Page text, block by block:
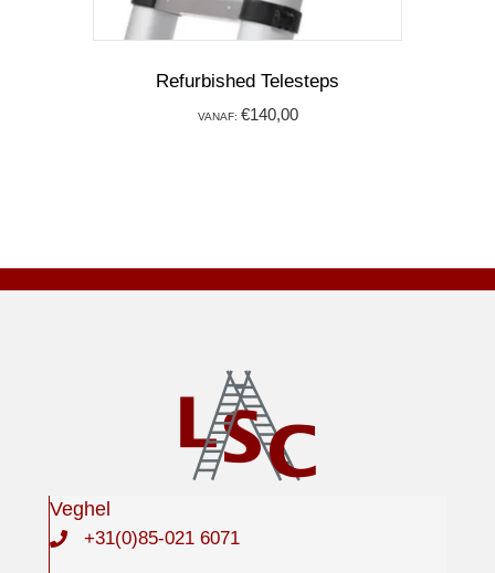
Refurbished Telesteps
VANAF: €140,00
worden
op
de
productpagina
Veghel
+31(0)85-021 6071